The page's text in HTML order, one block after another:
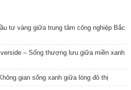
tư vàng giữa trung tâm công nghiệp Bắc
– Sống thượng lưu giữa miền xanh
gian sống xanh giữa lòng đô thị